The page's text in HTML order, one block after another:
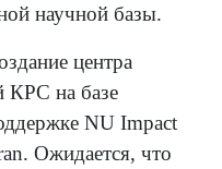
научной базы.
центра
КРС на базе
NU Impact
Ожидается, что